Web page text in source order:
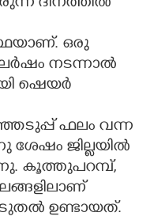
ഒരു
നടന്നാൽ
ഷെയർ
ഫലം വന്ന
ശേഷം ജില്ലയിൽ
കൂത്തുപറമ്പ്,
ഉണ്ടായത്.